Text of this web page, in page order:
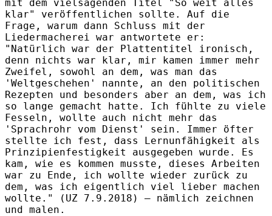
mit dem vielsagenden Titel "So weit alles
klar" veröffentlichen sollte. Auf die
Frage, warum dann Schluss mit der
Liedermacherei war antwortete er:
"Natürlich war der Plattentitel ironisch,
denn nichts war klar, mir kamen immer mehr
Zweifel, sowohl an dem, was man das
'Weltgeschehen' nannte, an den politischen
Rezepten und besonders aber an dem, was ich
so lange gemacht hatte. Ich fühlte zu viele
Fesseln, wollte auch nicht mehr das
'Sprachrohr vom Dienst' sein. Immer öfter
stellte ich fest, dass Lernunfähigkeit als
Prinzipienfestigkeit ausgegeben wurde. Es
kam, wie es kommen musste, dieses Arbeiten
war zu Ende, ich wollte wieder zurück zu
dem, was ich eigentlich viel lieber machen
wollte." (UZ 7.9.2018) – nämlich zeichnen
und malen.